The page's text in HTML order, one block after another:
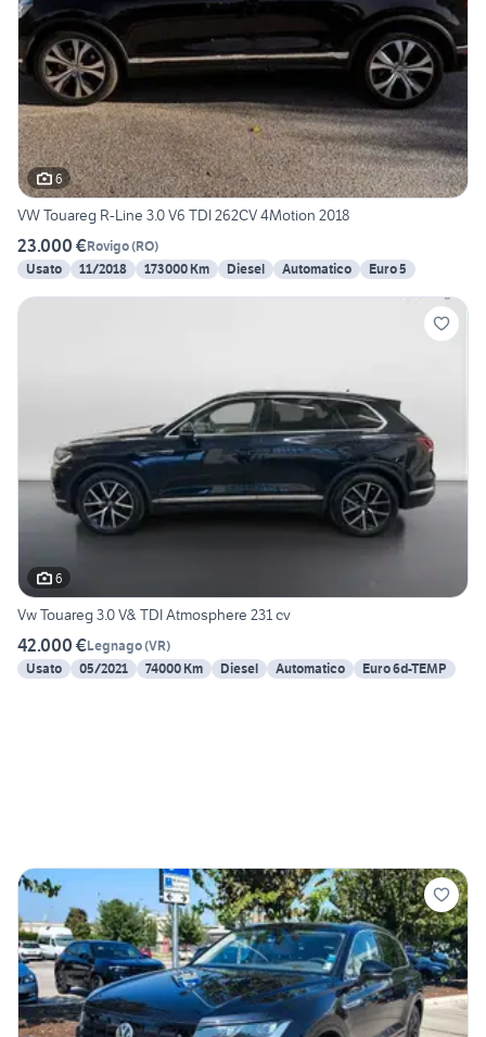
6
VW Touareg R-Line 3.0 V6 TDI 262CV 4Motion 2018
23.000 €Rovigo(RO)
Usato
11/2018 173000 Km Diesel Automatico Euro 5
6
Vw Touareg 3.0 V& TDI Atmosphere 231 cv
42.000 €Legnago(VR)
Usato
05/2021 74000 Km Diesel Automatico Euro 6d-TEMP